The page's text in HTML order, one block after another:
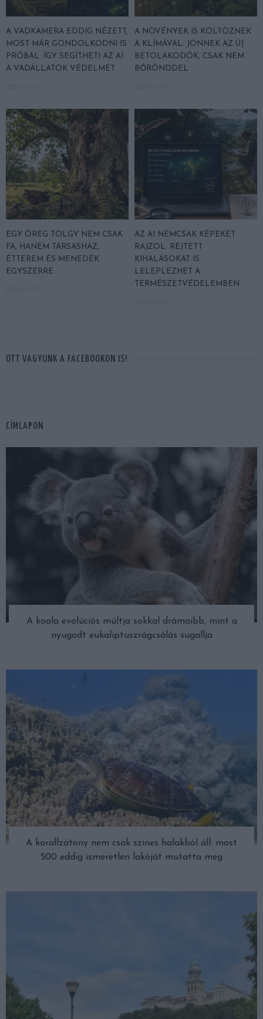
A VADKAMERA EDDIG NÉZETT,
MOST MÁR GONDOLKODNI IS
PRÓBÁL: ÍGY SEGÍTHETI AZ AI
A VADÁLLATOK VÉDELMÉT
A NÖVÉNYEK IS KÖLTÖZNEK
A KLÍMÁVAL: JÖNNEK AZ ÚJ
BETOLAKODÓK, CSAK NEM
BŐRÖNDDEL
EGY ÖREG TÖLGY NEM CSAK
FA, HANEM TÁRSASHÁZ,
ÉTTEREM ÉS MENEDÉK
EGYSZERRE
AZ AI NEMCSAK KÉPEKET
RAJZOL: REJTETT
KIHALÁSOKAT IS
LELEPLEZHET A
TERMÉSZETVÉDELEMBEN
OTT VAGYUNK A FACEBOOKON IS!
CÍMLAPON
A koala evolúciós múltja sokkal drámaibb, mint a
nyugodt eukaliptuszrágcsálás sugallja
A korallzátony nem csak színes halakból áll: most
500 eddig ismeretlen lakóját mutatta meg